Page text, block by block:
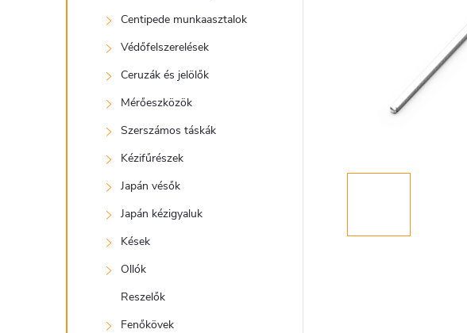
Centipede munkaasztalok
Védőfelszerelések
Ceruzák és jelölők
Mérőeszközök
Szerszámos táskák
Kézifűrészek
Japán vésők
Japán kézigyaluk
Kések
Ollók
Reszelők
Fenőkövek